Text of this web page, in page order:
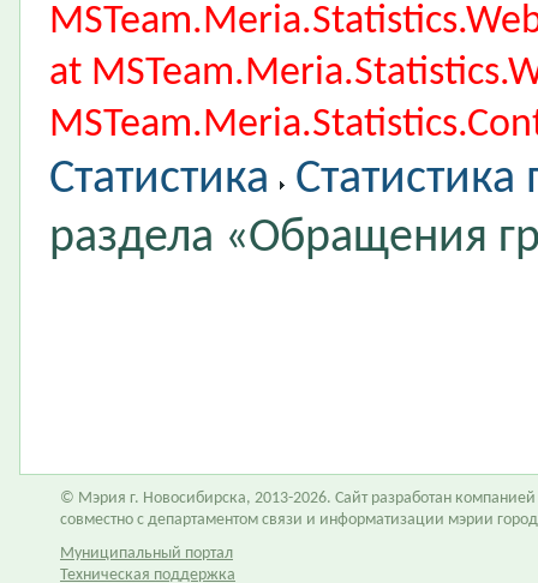
at
Статистика
раздела «Обращения
© Мэрия г. Новосибирска, 2013-2026. Сайт разработан компанией
совместно с департаментом связи и информатизации мэрии
Муниципальный портал
Техническая поддержка